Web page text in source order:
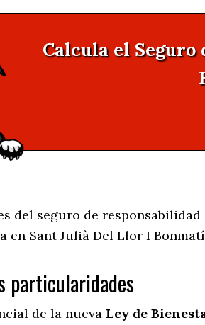
Calcula el
del seguro de
en Sant Julià Del Llor I
particularidades
de la nueva Ley de